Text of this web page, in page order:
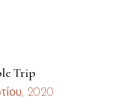
Trip
2020